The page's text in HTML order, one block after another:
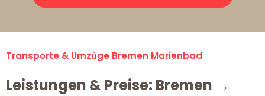
Transporte & Umzüge Bremen Marienbad
Leistungen & Preise: Bremen →